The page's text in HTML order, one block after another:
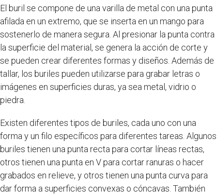
El buril se compone de una varilla de metal con una punta
afilada en un extremo, que se inserta en un mango para
sostenerlo de manera segura. Al presionar la punta contra
la superficie del material, se genera la acción de corte y
se pueden crear diferentes formas y diseños. Además de
tallar, los buriles pueden utilizarse para grabar letras o
imágenes en superficies duras, ya sea metal, vidrio o
piedra.
Existen diferentes tipos de buriles, cada uno con una
forma y un filo específicos para diferentes tareas. Algunos
buriles tienen una punta recta para cortar líneas rectas,
otros tienen una punta en V para cortar ranuras o hacer
grabados en relieve, y otros tienen una punta curva para
dar forma a superficies convexas o cóncavas. También